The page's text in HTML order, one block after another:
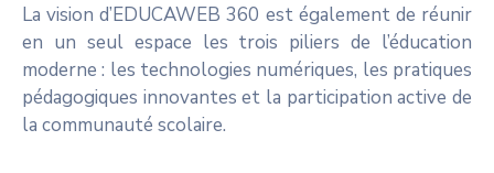
La vision d’EDUCAWEB 360 est également de réunir
en un seul espace les trois piliers de l’éducation
moderne : les technologies numériques, les pratiques
pédagogiques innovantes et la participation active de
la communauté scolaire.